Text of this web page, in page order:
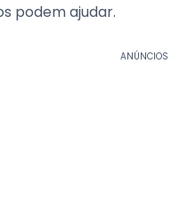
podem ajudar.
ANÚNCIOS